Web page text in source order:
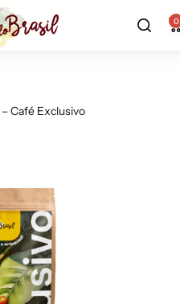
|aproveite! 0
Café Exclusivo